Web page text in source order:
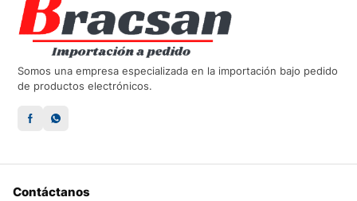
Somos una empresa especializada en la importación bajo pedido
de productos electrónicos.
Contáctanos